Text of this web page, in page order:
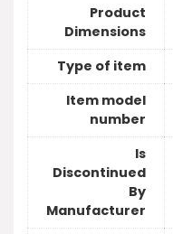
Product
Dimensions
Type of item
Item model
number
Is
Discontinued
By
Manufacturer